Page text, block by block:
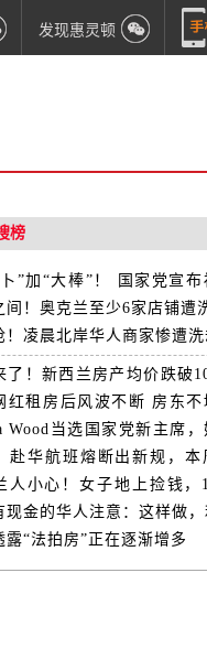
发现惠灵顿
榜
”加“大棒”！ 国家党宣布
间！奥克兰至少6家店铺遭
！凌晨北岸华人商家惨遭洗
“扫”走数千纽币货品
了！新西兰房产均价跌破
片绿...
红租房后风波不断 房东不
裁庭
Wood当选国家党新主席，
明年大选
赴华航班熔断出新规，本
人小心！女子地上捡钱，
入院！
现金的华人注意：这样做
工资！
露“法拍房”正在逐渐增多